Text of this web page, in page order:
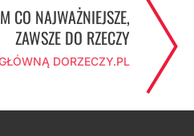
CO NAJWAŻNIEJSZE,
ZAWSZE DO RZECZY
DORZECZY.PL